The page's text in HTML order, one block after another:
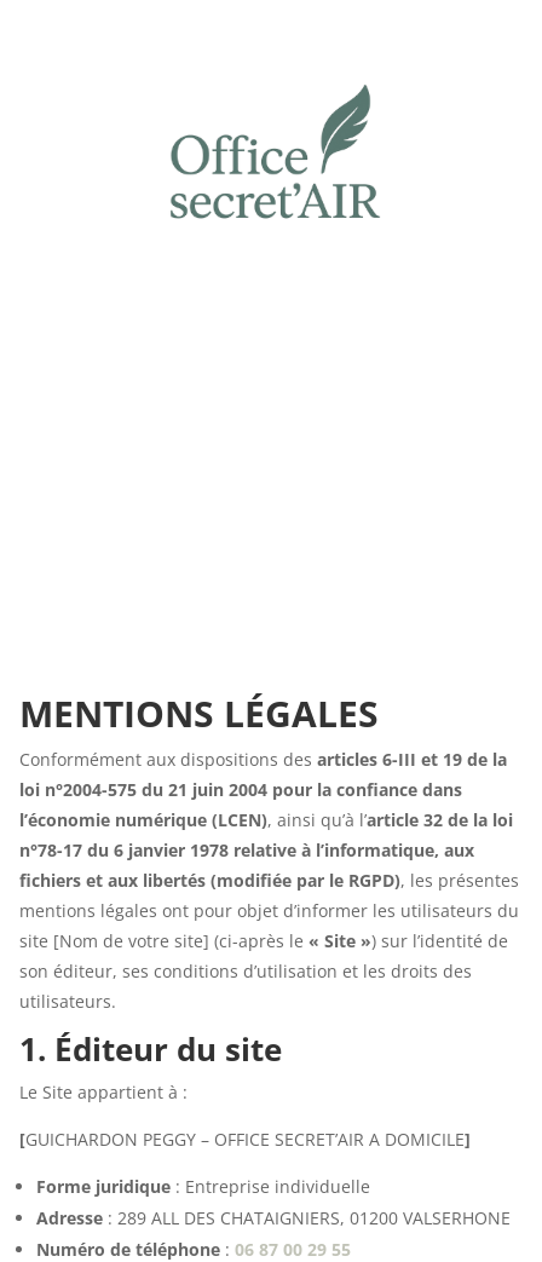
MENTIONS LÉGALES
Conformément aux dispositions des articles 6-III et 19 de la
loi n°2004-575 du 21 juin 2004 pour la confiance dans
l’économie numérique (LCEN), ainsi qu’à l’article 32 de la loi
n°78-17 du 6 janvier 1978 relative à l’informatique, aux
fichiers et aux libertés (modifiée par le RGPD), les présentes
mentions légales ont pour objet d’informer les utilisateurs du
site [Nom de votre site] (ci-après le « Site ») sur l’identité de
son éditeur, ses conditions d’utilisation et les droits des
utilisateurs.
1. Éditeur du site
Le Site appartient à :
[GUICHARDON PEGGY – OFFICE SECRET’AIR A DOMICILE]
Forme juridique: Entreprise individuelle
Adresse: 289 ALL DES CHATAIGNIERS, 01200 VALSERHONE
Numéro de téléphone: 06 87 00 29 55